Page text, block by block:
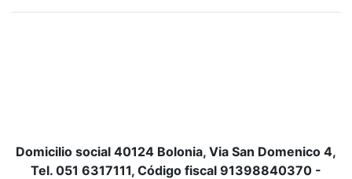
Domicilio social 40124 Bolonia, Via San Domenico 4,
Tel. 051 6317111, Código fiscal 91398840370 -